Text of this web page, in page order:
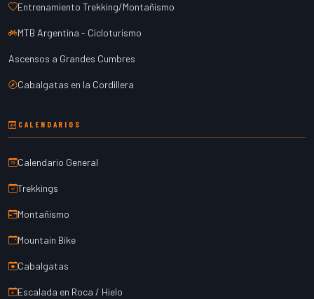
Entrenamiento Trekking/Montañismo
MTB Argentina - Cicloturismo
Ascensos a Grandes Cumbres
Cabalgatas en la Cordillera
CALENDARIOS
Calendario General
Trekkings
Montañismo
Mountain Bike
Cabalgatas
Escalada en Roca / Hielo